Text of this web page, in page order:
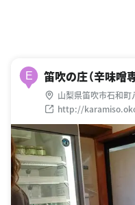
E 笛吹の庄（辛味噌
山梨県笛吹市石和町
http://